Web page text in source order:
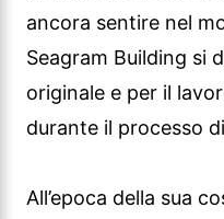
ancora sentire nel
Seagram Building si
originale e per il
durante il processo
All’epoca della sua